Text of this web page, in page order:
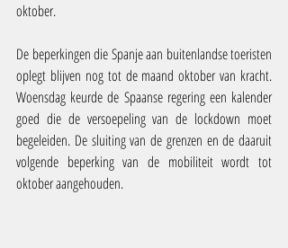
oktober.
De beperkingen die Spanje aan buitenlandse toeristen
oplegt blijven nog tot de maand oktober van kracht.
Woensdag keurde de Spaanse regering een kalender
goed die de versoepeling van de lockdown moet
begeleiden. De sluiting van de grenzen en de daaruit
volgende beperking van de mobiliteit wordt tot
oktober aangehouden.